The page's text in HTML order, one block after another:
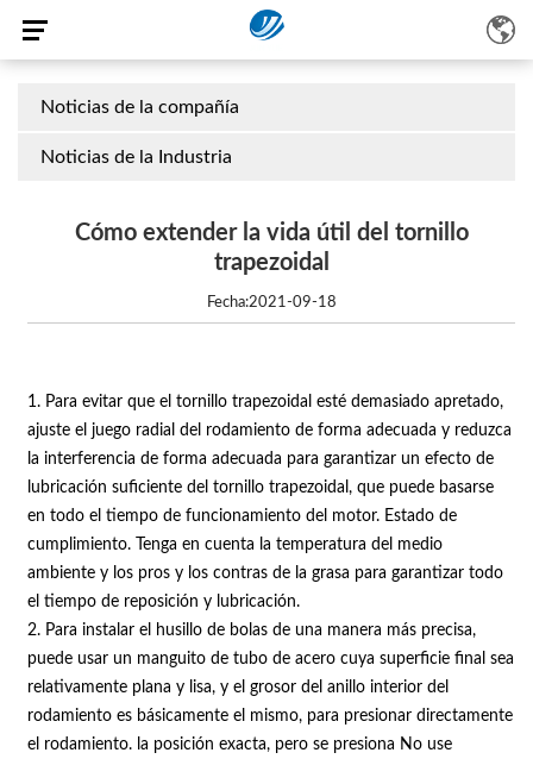
Noticias de la compañía
Noticias de la Industria
Cómo extender la vida útil del tornillo
trapezoidal
Fecha:2021-09-18
1. Para evitar que el tornillo trapezoidal esté demasiado apretado,
ajuste el juego radial del rodamiento de forma adecuada y reduzca
la interferencia de forma adecuada para garantizar un efecto de
lubricación suficiente del tornillo trapezoidal, que puede basarse
en todo el tiempo de funcionamiento del motor. Estado de
cumplimiento. Tenga en cuenta la temperatura del medio
ambiente y los pros y los contras de la grasa para garantizar todo
el tiempo de reposición y lubricación.
2. Para instalar el husillo de bolas de una manera más precisa,
puede usar un manguito de tubo de acero cuya superficie final sea
relativamente plana y lisa, y el grosor del anillo interior del
rodamiento es básicamente el mismo, para presionar directamente
el rodamiento. la posición exacta, pero se presiona No use